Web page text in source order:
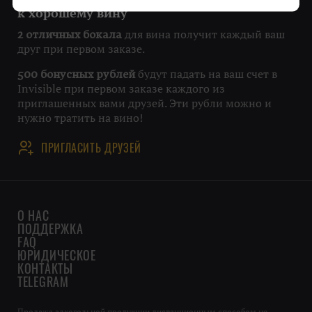
к хорошему вину
2 отличных бокала для вина получит каждый ваш
друг при первом заказе.
500 бонусных рублей будут падать на ваш счет в
Invisible при первом заказе каждого из
приглашенных вами друзей. Эти рубли можно и
нужно тратить на вино!
ПРИГЛАСИТЬ ДРУЗЕЙ
О НАС
ПОДДЕРЖКА
FAQ
ЮРИДИЧЕСКОЕ
КОНТАКТЫ
TELEGRAM